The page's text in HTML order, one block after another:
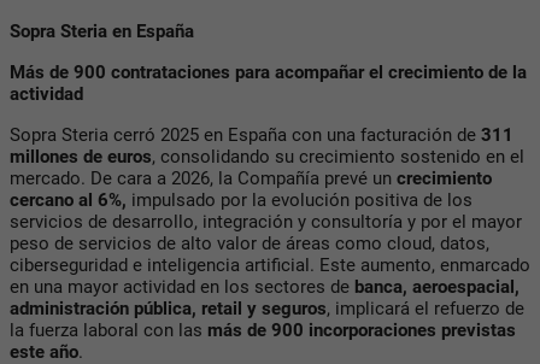
Sopra Steria en España
Más de 900 contrataciones para acompañar el crecimiento de la
actividad
Sopra Steria cerró 2025 en España con una facturación de 311
millones de euros, consolidando su crecimiento sostenido en el
mercado. De cara a 2026, la Compañía prevé un crecimiento
cercano al 6%, impulsado por la evolución positiva de los
servicios de desarrollo, integración y consultoría y por el mayor
peso de servicios de alto valor de áreas como cloud, datos,
ciberseguridad e inteligencia artificial. Este aumento, enmarcado
en una mayor actividad en los sectores de banca, aeroespacial,
administración pública, retail y seguros, implicará el refuerzo de
la fuerza laboral con las más de 900 incorporaciones previstas
este año.